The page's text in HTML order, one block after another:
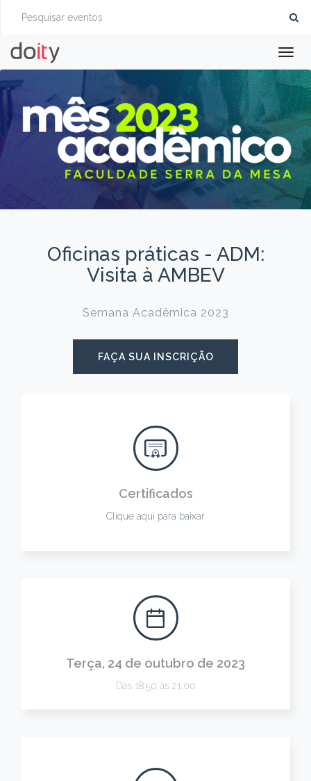
Oficinas práticas - ADM:
Visita à AMBEV
Semana Acadêmica 2023
FAÇA SUA INSCRIÇÃO
Certificados
Clique aqui para baixar
Terça, 24 de outubro de 2023
Das 18:50 às 21:00